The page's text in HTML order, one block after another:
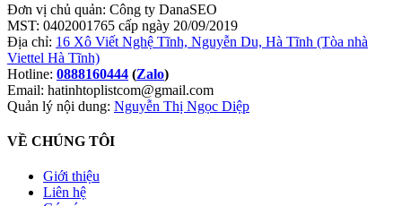
Đơn vị chủ quản: Công ty DanaSEO
MST: 0402001765 cấp ngày 20/09/2019
Địa chỉ: 16 Xô Viết Nghệ Tĩnh, Nguyễn Du, Hà Tĩnh (Tòa nhà
Viettel Hà Tĩnh)
Hotline: 0888160444 (Zalo)
Email: hatinhtoplistcom@gmail.com
Quản lý nội dung: Nguyễn Thị Ngọc Diệp
VỀ CHÚNG TÔI
Giới thiệu
Liên hệ